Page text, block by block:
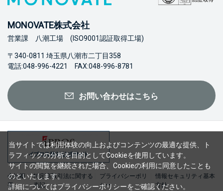
MONOVATE株式会社
営業課 八潮工場 (ISO9001認証取得工場)
〒340-0811 埼玉県八潮市二丁目358
電話:048-996-4221 FAX:048-996-8781
お問い合わせはこちら
会社概
要
特定商取引法に関する
表記
プライバシーポリ
シー
情報セキュリティ基本
方針
当サイトでは利用体験の向上およびコンテンツの最適な提供、ト
ラフィックの分析を目的としてCookieを使用しています。
サイトの閲覧を継続された場合、Cookieの利用に同意したことも
のといたします。
詳細についてはプライバシーポリシーをご確認ください。